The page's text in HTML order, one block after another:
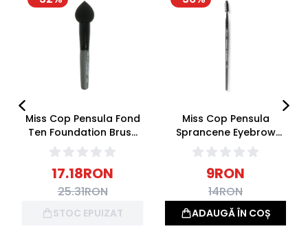
Miss Cop Pensula Fond
Ten Foundation Brush
#02
17.18RON
25.31RON
STOC EPUIZAT
Miss Cop Pensula
Sprancene Eyebrow
Brush #14
9RON
14RON
ADAUGĂ ÎN COȘ